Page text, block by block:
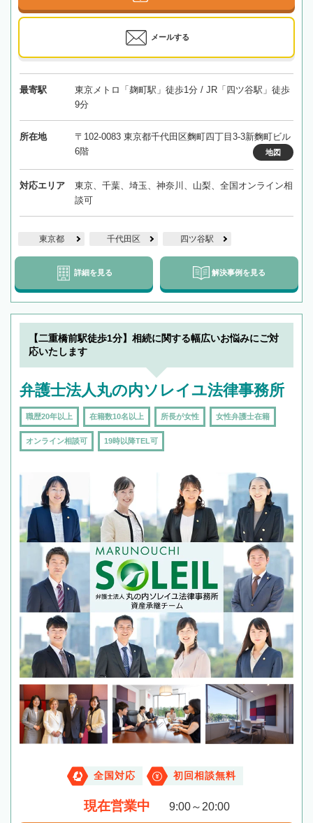
メールする
最寄駅
東京メトロ「麹町駅」徒歩1分 / JR「四ツ谷駅」徒歩
9分
所在地
〒102-0083 東京都千代田区麴町四丁目3-3新麴町ビル
6階
地図
対応エリア
東京、千葉、埼玉、神奈川、山梨、全国オンライン相
談可
東京都 千代田区 四ツ谷駅
詳細を見る 解決事例を見る
【二重橋前駅徒歩1分】相続に関する幅広いお悩みにご対
応いたします
弁護士法人丸の内ソレイユ法律事務所
職歴20年以上 在籍数10名以上 所長が女性 女性弁護士在籍
オンライン相談可 19時以降TEL可
全国対応 初回相談無料
現在営業中 9:00～20:00